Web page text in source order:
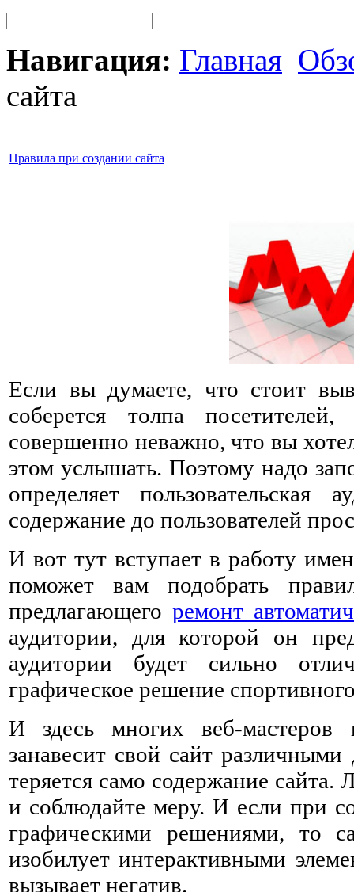
Навигация: Главная
сайта
Правила при создании сайта
Если вы думаете, что стоит
соберется толпа
совершенно неважно, что вы
этом услышать. Поэтому надо
определяет
содержание до пользователей
И вот тут вступает в работу
поможет вам подобрать
предлагающего ремонт
аудитории, для которой он
аудитории будет сильно
графическое решение
И здесь многих веб-
занавесит свой сайт
теряется само содержание
и соблюдайте меру. И если при
графическими решениями, то
изобилует интерактивными
вызывает негатив.